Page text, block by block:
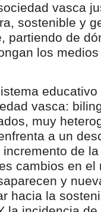
vasca
sostenible y
partiendo de
los
vasca:
muy
a un
de la
cambios en el
y
hacia la